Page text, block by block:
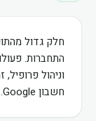
חלק גדול
התחברות.
וניהול
חשבון Google.